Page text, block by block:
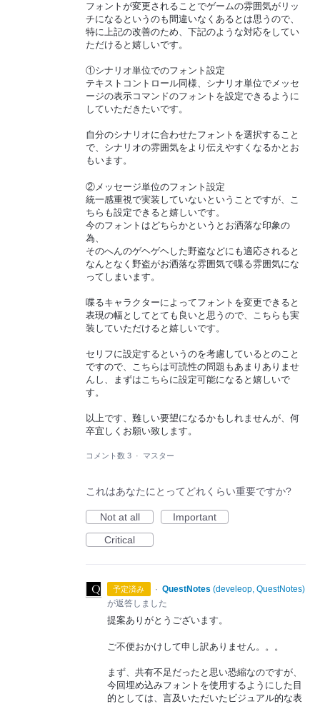
フォントが変更されることでゲームの雰囲気がリッ
チになるというのも間違いなくあるとは思うので、
特に上記の改善のため、下記のような対応をしてい
ただけると嬉しいです。
①シナリオ単位でのフォント設定
テキストコントロール同様、シナリオ単位でメッセ
ージの表示コマンドのフォントを設定できるように
していただきたいです。
自分のシナリオに合わせたフォントを選択すること
で、シナリオの雰囲気をより伝えやすくなるかとお
もいます。
②メッセージ単位のフォント設定
統一感重視で実装していないということですが、こ
ちらも設定できると嬉しいです。
今のフォントはどちらかというとお洒落な印象の
為、
そのへんのゲヘゲヘした野盗などにも適応されると
なんとなく野盗がお洒落な雰囲気で喋る雰囲気にな
ってしまいます。
喋るキャラクターによってフォントを変更できると
表現の幅としてとても良いと思うので、こちらも実
装していただけると嬉しいです。
セリフに設定するというのを考慮しているとのこと
ですので、こちらは可読性の問題もあまりありませ
んし、まずはこちらに設定可能になると嬉しいで
す。
以上です、難しい要望になるかもしれませんが、何
卒宜しくお願い致します。
コメント数 3 · マスター
これはあなたにとってどれくらい重要ですか?
Not at all
Important
Critical
予定済み · QuestNotes (develeop, QuestNotes)
が返答しました
提案ありがとうございます。
ご不便おかけして申し訳ありません。。。
まず、共有不足だったと思い恐縮なのですが、
今回埋め込みフォントを使用するようにした目
的としては、言及いただいたビジュアル的な表